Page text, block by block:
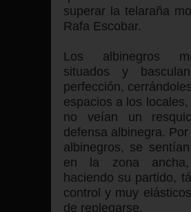
superar la telaraña
Rafa Escobar.
Los albinegros
situados y
perfección,
espacios a los
no veían un
defensa albinegra.
albinegros, se
en la zona ancha,
haciendo su partido,
control y muy
de replegarse.